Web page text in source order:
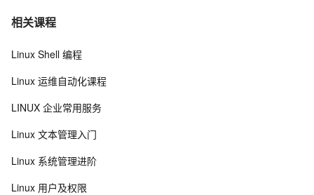
7 VMware安装Linux第一天
8 Linux运维不可不知的性能监控和调试工具
hacking
10 Linux下可以替换运行中的程序么？
相关课程
Linux Shell 编程
Linux 运维自动化课程
LINUX 企业常用服务
Linux 文本管理入门
Linux 系统管理进阶
Linux 用户及权限